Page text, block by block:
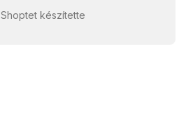
Shoptet készítette